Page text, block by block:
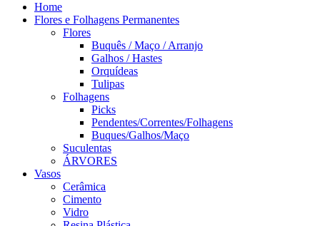
Home
Flores e Folhagens Permanentes
Flores
Buquês / Maço / Arranjo
Galhos / Hastes
Orquídeas
Tulipas
Folhagens
Picks
Pendentes/Correntes/Folhagens
Buques/Galhos/Maço
Suculentas
ÁRVORES
Vasos
Cerâmica
Cimento
Vidro